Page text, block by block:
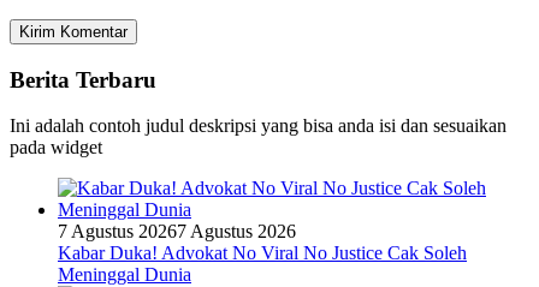
Berita Terbaru
Ini adalah contoh judul deskripsi yang bisa anda isi dan sesuaikan
pada widget
7 Agustus 20267 Agustus 2026
Kabar Duka! Advokat No Viral No Justice Cak Soleh
Meninggal Dunia